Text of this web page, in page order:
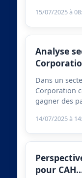
15/07/2025 à
Analyse
Dans un
Corporation
gagner des
14/07/2025 à
pour